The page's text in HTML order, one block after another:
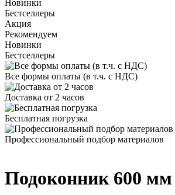
Новинки
Бестселлеры
Акция
Рекомендуем
Новинки
Бестселлеры
Все формы оплаты (в т.ч. с НДС)
Доставка от 2 часов
Бесплатная погрузка
Профессиональный подбор материалов
Подоконник 600 мм